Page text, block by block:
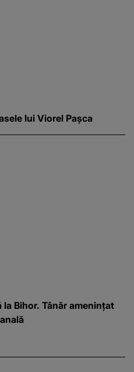
lui Viorel Pașca
la Bihor. Tânăr amenințat